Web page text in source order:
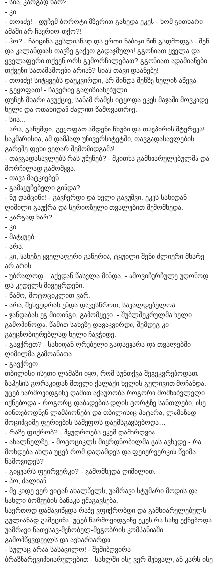
- სია, კარგად ხარ?
- კი.
- თოიძე! - დუჩემ ბოროტი მზერით გახედა ეკეს - ხომ გითხარი
ამაში არ ჩაერიო-თქო?!
- ჰო? - ჩაიცინა გესლიანად და ერთი ნაბიჯი წინ გადმოდგა - შენ
და კალანდიას თავზე გაქვთ გადაჯმული! გგონიათ ყველა და
ყველაფერი თქვენ ორს გემორჩილებათ? გგონიათ ადამიანები
თქვენი სათამაშოები არიან? სიას თავი დაანებე!
- თოიძე! სიტყვებს დაუკვირდი, არ მინდა შენზე ხელის აწევა.
- გეყოფათ! - ჩავერიე გაღიზიანებული.
დუჩეს მხარი ავუქციე, სანამ რამეს იტყოდა ეკეს მაჯაში მოვკიდე
ხელი და ოთახიდან ძალით წამოვათრიე.
- სია...
- არა, გაჩუმდი, გეყოფათ ამდენი ჩხუბი და თავპირის მტვრევა!
საკმარისია, ამ დამპალ უნივერსიტეტში, თავგადასავლების
გარეშე ფეხი ვეღარ შემომიდგამს!
- თავგადასავლებს რას უწუნებ? - მკითხა გამხიარულებულმა და
მორჩილად გამომყვა.
- თავს მატკიებენ.
- გამაყუჩებელი გინდა?
- ნუ დამცინი! - გავჩერდი და ხელი გავუშვი. ეკეს სახიდან
ღიმილი გაუქრა და სერიოზული თვალებით შემომხედა.
- კარგად ხარ?
- კი.
- მატყუებ.
- არა.
- კი, სახეზე ყველაფერი გაწერია, ტყუილი შენი ძლიერი მხარე
არ არის.
- უბრალოდ... აქედან წასვლა მინდა, - ამოვიჩურჩულე უღონოდ
და კედელს მივეყრდენი.
- წამო, მოტოციკლით ვარ.
- არა, შეხვედრას უნდა დავესწროთ, სავალდებულოა.
- ჯანდაბას ეგ მითინგი, გამომყევი. - შუბლშეკრულმა ხელი
გამომიწოდა. წამით სახეზე დავაკვირდი, შემდეგ კი
გაუცნობიერებლად ხელი ჩავჭიდე.
- გავქრეთ? - სახიდან ღრუბელი გადაეყარა და თვალებში
ღიმილმა გამოანათა.
- გავქრეთ.
თბილისი ისეთი ლამაზი იყო, რომ სუნთქვა შეგეკვრებოდათ.
ზაჰესის გორაკიდან მთელი ქალაქი ხელის გულივით მოჩანდა.
უცებ წარმოვიდგინე ღამით აქაურობა როგორი მომხიბვლელი
იქნებოდა - როგორც დაბადების დღის ტორტზე სანთლები, ისე
აინთებოდნენ ლამპიონები და თბილისიც პატარა, ლამაზად
მოციმციმე ფერიების სამეფოს დაემსგავსებოდა…
- რაზე ფიქრობ? - მყუდროება ეკემ დამირღვია.
- ახალწელზე, - მოტოციკლს მიყრდნობილმა ცას ავხედე - რა
მოხდება ახლა უცებ რომ დაღამდეს და ფეიერვერკის წვიმა
წამოვიდეს?
- გიყვარს ფეირვერკი? - გამომხედა ღიმილით.
- ჰო, ძალიან.
- მე კიდე ვერ ვიტან ახალწელს, უამრავი სტუმარი მოდის და
სახლი ბომჟების ბანაკს ემსგავსება.
საერთოდ დამავიწყდა რაზე ვფიქრობდი და გამხიარულებულს
გულიანად გამეცინა. უცებ წარმოვიდგინე ეკეს რა სახე ექნებოდა
უამრავი ნათესავ-მეზობელ-მეგობრის კომპანიაში
გამომწყვდეულს და ავხარხარდი.
- სულაც არაა სასაცილო! - შემიბღვირა
ბრაზნარევიმხიარულებით - სახლში ისე ვერ შეხვალ, ან კარს ისე